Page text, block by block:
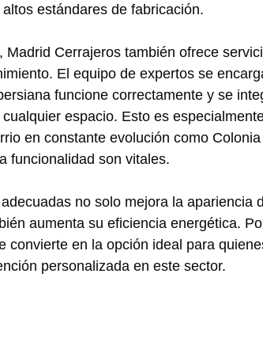
estándares de fabricación.
Madrid Cerrajeros también ofrece
El equipo de expertos se
funcione correctamente y se
espacio. Esto es
en constante evolución como Colonia
funcionalidad son vitales.
no solo mejora la apariencia
aumenta su eficiencia energética.
convierte en la opción ideal para
personalizada en este sector.